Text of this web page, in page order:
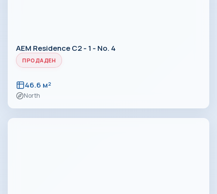
AEM Residence C2 - 1 - No. 4
ПРОДАДЕН
46.6 м²
North